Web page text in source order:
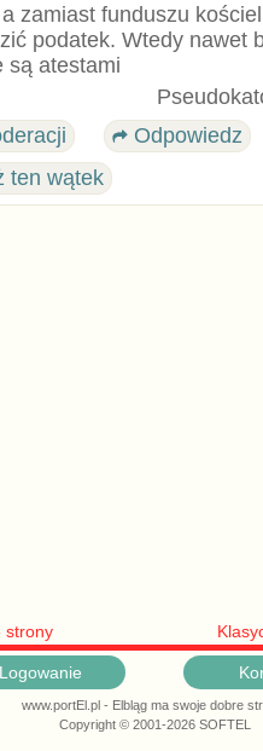
zamiast funduszu
podatek. Wtedy nawet
są atestami
Odpowiedz
ten wątek
strony
Logowanie
www.portEl.pl - Elbląg ma swoje dobre
Copyright © 2001-2026 SOFTEL